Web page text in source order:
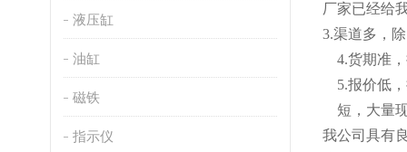
液压缸
油缸
磁铁
指示仪
厂家已经给
3.渠道多，
4.货期准
5.报价低
短 ， 大量
我公司具有